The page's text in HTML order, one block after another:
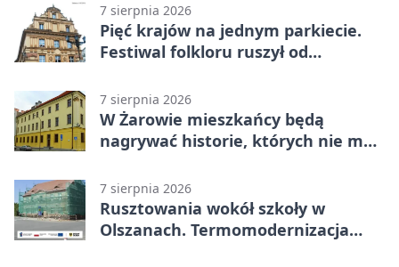
7 sierpnia 2026
Pięć krajów na jednym parkiecie.
Festiwal folkloru ruszył od
7 sierpnia 2026
W Żarowie mieszkańcy będą
nagrywać historie, których nie ma
7 sierpnia 2026
Rusztowania wokół szkoły w
Olszanach. Termomodernizacja